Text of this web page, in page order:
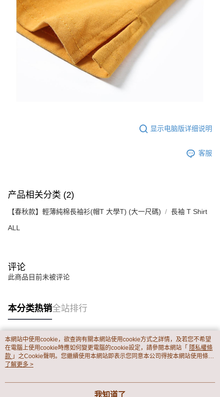
显示电脑版详细说明
客服
产品相关分类 (2)
【春秋款】輕薄純棉長袖衫(帽T 大學T) (大一尺碼) 長袖 T Shirt
ALL
评论
此商品目前未被评论
本分类热销全站排行
热门标签
本網站中使用cookie，欲查詢有關本網站使用cookie方式之詳情，及若您不希望
在電腦上使用cookie時應如何變更電腦的cookie設定，請參閱本網站「 隱私權條
款 」之Cookie聲明。您繼續使用本網站即表示您同意本公司得按本網站使用條款
之Cookie聲明使用cookie。
了解更多 >
我知道了